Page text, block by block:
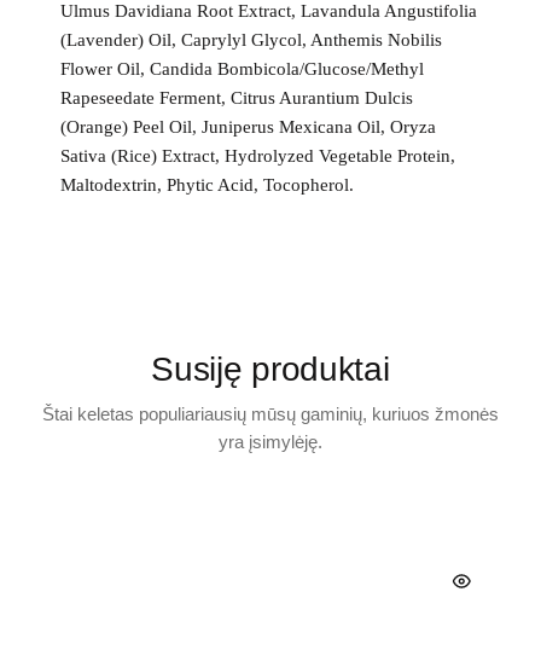
Ulmus Davidiana Root Extract, Lavandula Angustifolia
(Lavender) Oil, Caprylyl Glycol, Anthemis Nobilis
Flower Oil, Candida Bombicola/Glucose/Methyl
Rapeseedate Ferment, Citrus Aurantium Dulcis
(Orange) Peel Oil, Juniperus Mexicana Oil, Oryza
Sativa (Rice) Extract, Hydrolyzed Vegetable Protein,
Maltodextrin, Phytic Acid, Tocopherol.
Susiję produktai
Štai keletas populiariausių mūsų gaminių, kuriuos žmonės
yra įsimylėję.